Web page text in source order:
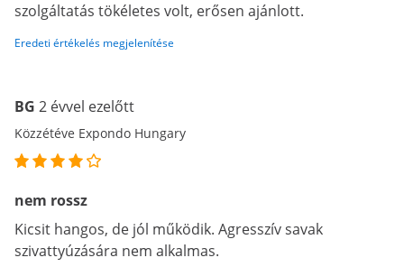
szolgáltatás tökéletes volt, erősen ajánlott.
Eredeti értékelés megjelenítése
BG 2 évvel ezelőtt
Közzétéve Expondo Hungary
nem rossz
Kicsit hangos, de jól működik. Agresszív savak
szivattyúzására nem alkalmas.